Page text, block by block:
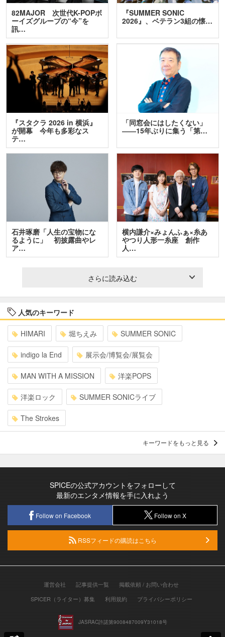
82MAJOR 次世代K-POPボ
ーイズグループの“今”を
訊…
『SUMMER SONIC
2026』、ベテラン3組の懐…
『スタクラ 2026 in 横浜』
が開幕 今年も多彩なス
テ…
「同窓会にはしたくない」
――15年ぶりに集う「第…
石井琢磨「人生の宝物にな
るように」 初披露曲やレ
ア…
横内謙介×みょんふぁ×糸あ
やつり人形一糸座 創作
人…
さらに読み込む
人気のキーワード
HIMARI 堀ちえみ SUMMER SONIC
indigo la End 展示会/博覧会/展覧会
MAN WITH A MISSION 洋楽POPS
洋楽ロック SUMMER SONICライブ
The Strokes
キーワードをもっと見る
SPICEの公式アカウントをフォローして
最新のエンタメ情報を手に入れよう
Follow on Facebook Follow on X
RSSフィードの購読はこちら
運営会社 記事提供一覧
掲載依頼 / お問い合わせ
SPICER（ライター）募集
利用規約 プライバシーポリシー
JASRAC許諾第9008487009Y31018号